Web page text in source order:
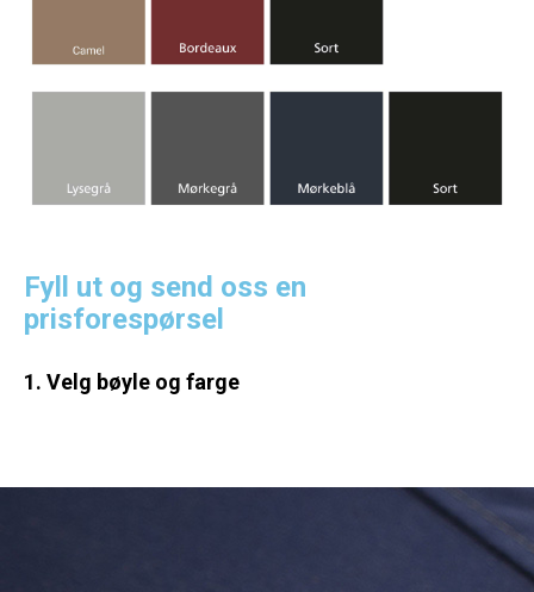
Fyll ut og send oss en
prisforespørsel
1. Velg bøyle og farge